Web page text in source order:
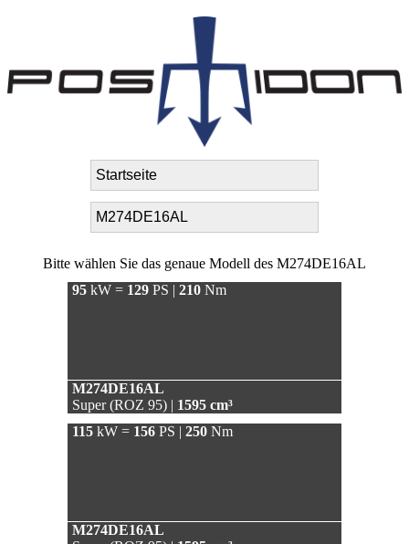
Bitte wählen Sie das genaue Modell des M274DE16AL
95 kW = 129 PS | 210 Nm
M274DE16AL
Super (ROZ 95) | 1595 cm³
115 kW = 156 PS | 250 Nm
M274DE16AL